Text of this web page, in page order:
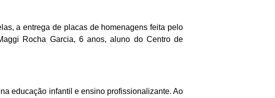
a entrega de placas de homenagens feita pelo
Rocha Garcia, 6 anos, aluno do Centro de
educação infantil e ensino profissionalizante. Ao